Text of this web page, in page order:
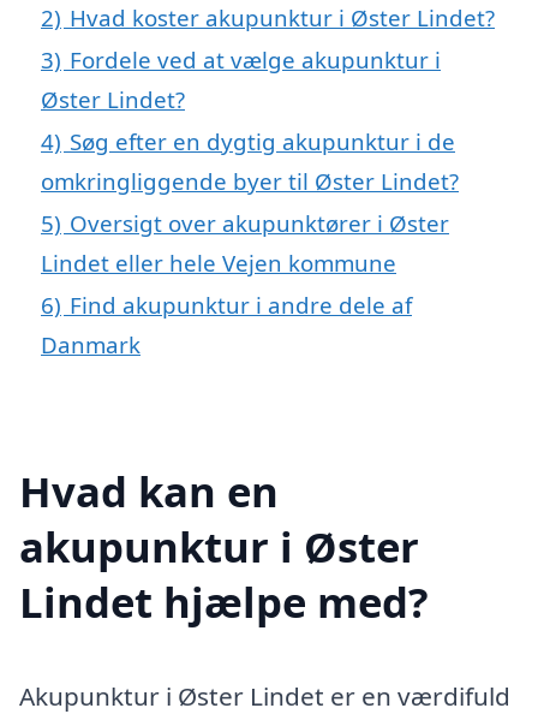
2) Hvad koster akupunktur i Øster Lindet?
3) Fordele ved at vælge akupunktur i
Øster Lindet?
4) Søg efter en dygtig akupunktur i de
omkringliggende byer til Øster Lindet?
5) Oversigt over akupunktører i Øster
Lindet eller hele Vejen kommune
6) Find akupunktur i andre dele af
Danmark
Hvad kan en
akupunktur i Øster
Lindet hjælpe med?
Akupunktur i Øster Lindet er en værdifuld